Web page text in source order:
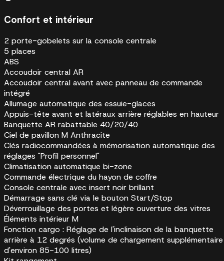
Confort et intérieur
2 porte-gobelets sur la console centrale
5 places
ABS
Accoudoir central AR
Accoudoir central avant avec panneau de commande
intégré
Allumage automatique des essuie-glaces
Appuis-tête avant et latéraux arrière réglables en hauteur
Banquette AR rabattable 40/20/40
Ciel de pavillon M Anthracite
Clés radiocommandées à mémorisation automatique des
réglages "Profil personnel"
Climatisation automatique bi-zone
Commande électrique du hayon de coffre
Console centrale avec insert noir brillant
Démarrage sans clé via le bouton Start/Stop
Déverrouillage des portes et légère ouverture des vitres
Éléments intérieur M
Fonction cargo : Réglage de l'inclinaison de la banquette
arrière à 12 degrés (volume de chargement supplémentaire
d'environ 85-100 litres)